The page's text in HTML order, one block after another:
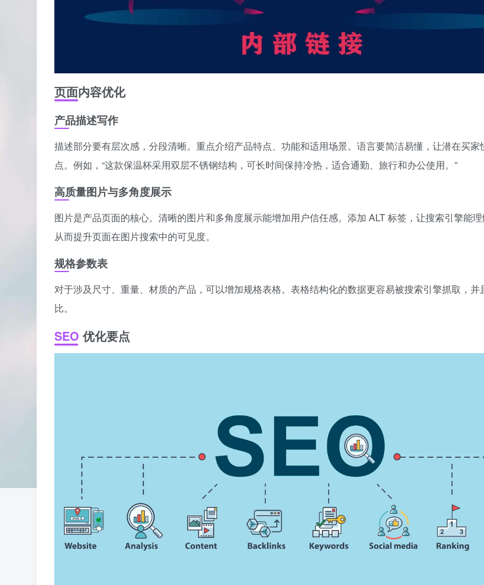
页面内容优化
产品描述写作
描述部分要有层次感，分段清晰。重点介绍产品特点、功能和适用场景。语言要简洁易懂，让潜在买家
点。例如，“这款保温杯采用双层不锈钢结构，可长时间保持冷热，适合通勤、旅行和办公使用。”
高质量图片与多角度展示
图片是产品页面的核心。清晰的图片和多角度展示能增加用户信任感。添加 ALT 标签，让搜索引擎能理
从而提升页面在图片搜索中的可见度。
规格参数表
对于涉及尺寸、重量、材质的产品，可以增加规格表格。表格结构化的数据更容易被搜索引擎抓取，并
比。
SEO 优化要点